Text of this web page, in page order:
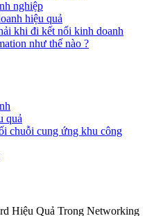
nghiệp
hiệu quả
khi đi kết nối kinh doanh
như thế nào ?
quả
chuỗi cung ứng khu công